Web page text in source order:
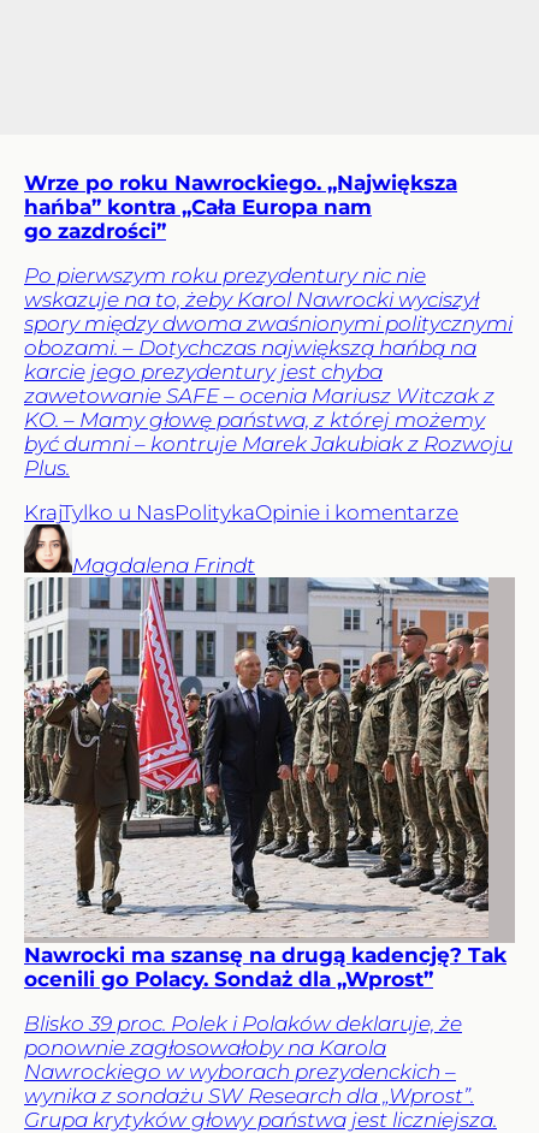
Wrze po roku Nawrockiego. „Największa
hańba” kontra „Cała Europa nam
go zazdrości”
Po pierwszym roku prezydentury nic nie
wskazuje na to, żeby Karol Nawrocki wyciszył
spory między dwoma zwaśnionymi politycznymi
obozami. – Dotychczas największą hańbą na
karcie jego prezydentury jest chyba
zawetowanie SAFE – ocenia Mariusz Witczak z
KO. – Mamy głowę państwa, z której możemy
być dumni – kontruje Marek Jakubiak z Rozwoju
Plus.
KrajTylko u NasPolitykaOpinie i komentarze
Magdalena Frindt
Nawrocki ma szansę na drugą kadencję? Tak
ocenili go Polacy. Sondaż dla „Wprost”
Blisko 39 proc. Polek i Polaków deklaruje, że
ponownie zagłosowałoby na Karola
Nawrockiego w wyborach prezydenckich –
wynika z sondażu SW Research dla „Wprost”.
Grupa krytyków głowy państwa jest liczniejsza.